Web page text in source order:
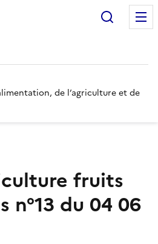
de l’agriculture et de
fruits
n°13 du 04 06